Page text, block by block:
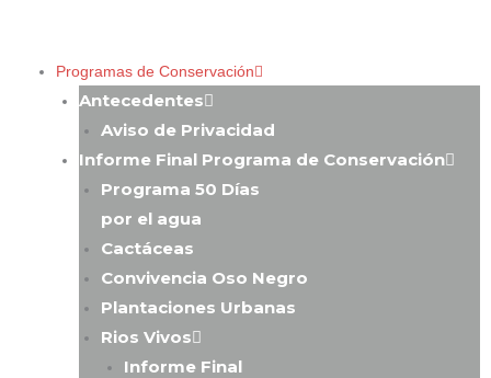
Programas de Conservación
Antecedentes
Aviso de Privacidad
Informe Final Programa de Conservación
Programa 50 Días
por el agua
Cactáceas
Convivencia Oso Negro
Plantaciones Urbanas
Rios Vivos
Informe Final